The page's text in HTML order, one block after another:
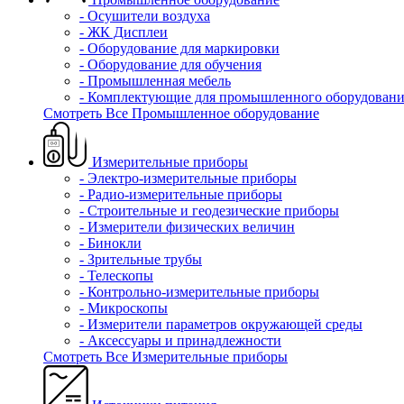
- Осушители воздуха
- ЖК Дисплеи
- Оборудование для маркировки
- Оборудование для обучения
- Промышленная мебель
- Комплектующие для промышленного
Смотреть Все Промышленное оборудование
Измерительные приборы
- Электро-измерительные приборы
- Радио-измерительные приборы
- Строительные и геодезические приборы
- Измерители физических величин
- Бинокли
- Зрительные трубы
- Телескопы
- Контрольно-измерительные приборы
- Микроскопы
- Измерители параметров окружающей среды
- Аксессуары и принадлежности
Смотреть Все Измерительные приборы